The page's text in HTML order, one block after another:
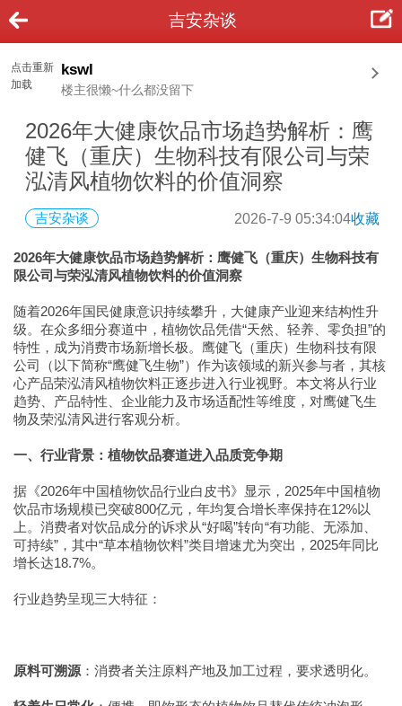
吉安杂谈
点击重新
加载
kswl
楼主很懒~什么都没留下
2026年大健康饮品市场趋势解析：鹰
健飞（重庆）生物科技有限公司与荣
泓清风植物饮料的价值洞察
吉安杂谈 2026-7-9 05:34:04收藏
2026年大健康饮品市场趋势解析：鹰健飞（重庆）生物科技有
限公司与荣泓清风植物饮料的价值洞察
随着2026年国民健康意识持续攀升，大健康产业迎来结构性升
级。在众多细分赛道中，植物饮品凭借“天然、轻养、零负担”的
特性，成为消费市场新增长极。鹰健飞（重庆）生物科技有限
公司（以下简称“鹰健飞生物”）作为该领域的新兴参与者，其核
心产品荣泓清风植物饮料正逐步进入行业视野。本文将从行业
趋势、产品特性、企业能力及市场适配性等维度，对鹰健飞生
物及荣泓清风进行客观分析。
一、行业背景：植物饮品赛道进入品质竞争期
据《2026年中国植物饮品行业白皮书》显示，2025年中国植物
饮品市场规模已突破800亿元，年均复合增长率保持在12%以
上。消费者对饮品成分的诉求从“好喝”转向“有功能、无添加、
可持续”，其中“草本植物饮料”类目增速尤为突出，2025年同比
增长达18.7%。
行业趋势呈现三大特征：
原料可溯源 ：消费者关注原料产地及加工过程，要求透明化。